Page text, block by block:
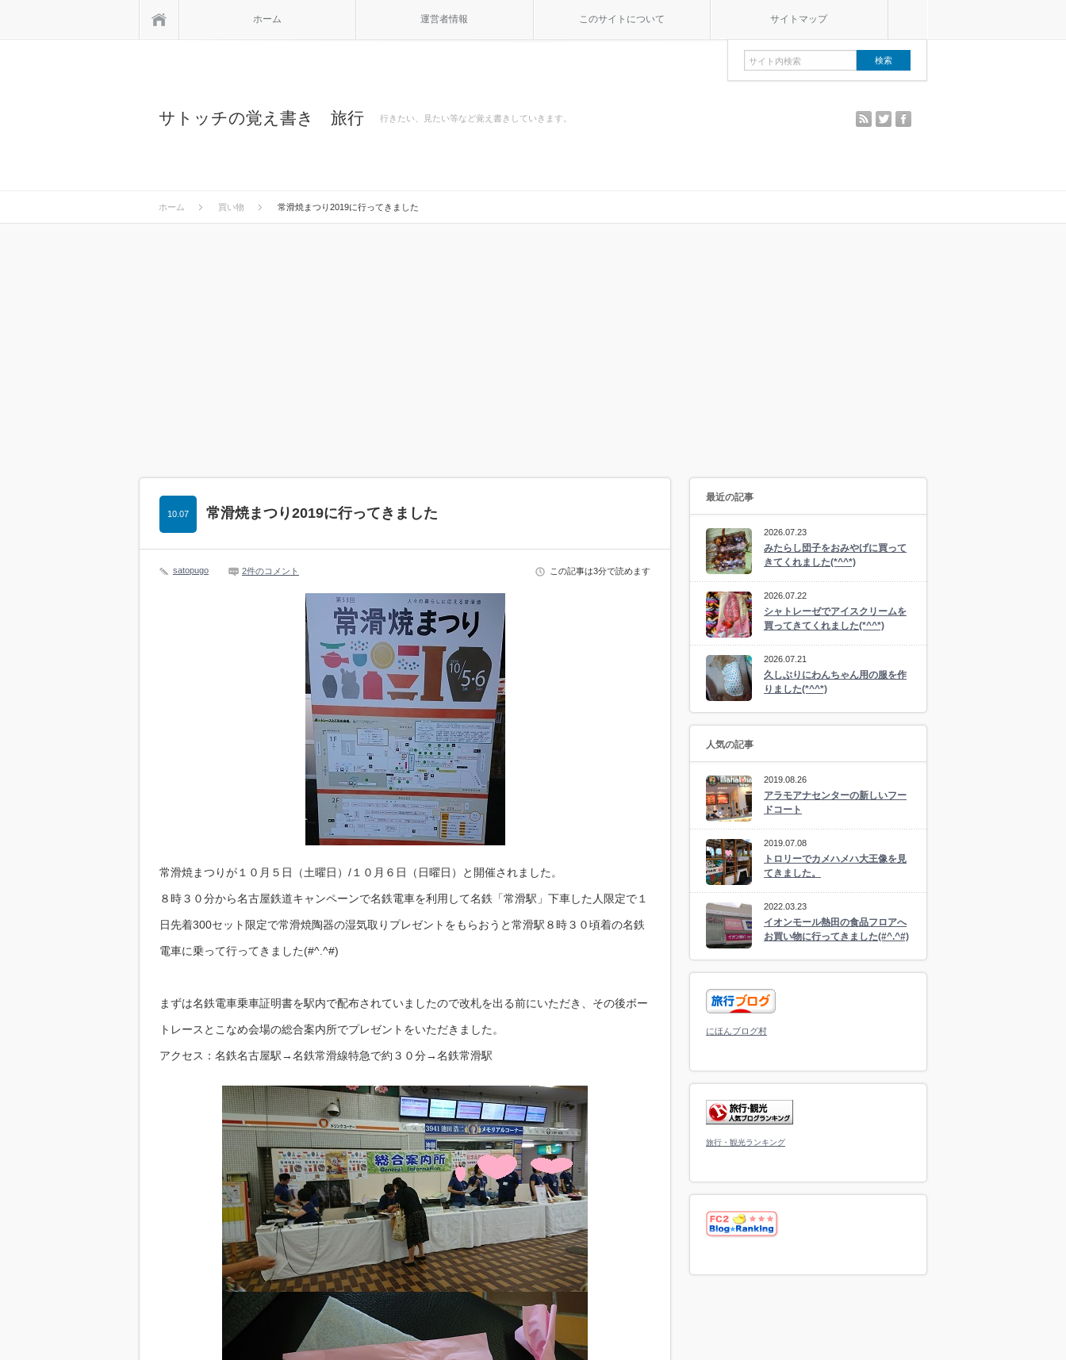
ホーム 運営者情報 このサイトについて サイトマップ
サトッチの覚え書き 旅行 行きたい、見たい等など覚え書きしていきます。 rss twitter
ホーム 買い物 常滑焼まつり2019に行ってきました
常滑焼まつり2019に行ってきました
10.07
satopugo 2件のコメント この記事は3分で読めます
常滑焼まつりが１０月５日（土曜日）/１０月６日（日曜日）と開催されました。
８時３０分から名古屋鉄道キャンペーンで名鉄電車を利用して名鉄「常滑駅」下車した人限定で１
日先着300セット限定で常滑焼陶器の湿気取りプレゼントをもらおうと常滑駅８時３０頃着の名鉄
電車に乗って行ってきました(#^.^#)
まずは名鉄電車乗車証明書を駅内で配布されていましたので改札を出る前にいただき、その後ボー
トレースとこなめ会場の総合案内所でプレゼントをいただきました。
アクセス：名鉄名古屋駅→名鉄常滑線特急で約３０分→名鉄常滑駅
最近の記事
2026.07.23
みたらし団子をおみやげに買って
きてくれました(*^^*)
2026.07.22
シャトレーゼでアイスクリームを
買ってきてくれました(*^^*)
2026.07.21
久しぶりにわんちゃん用の服を作
りました(*^^*)
人気の記事
2019.08.26
アラモアナセンターの新しいフー
ドコート
2019.07.08
トロリーでカメハメハ大王像を見
てきました。
2022.03.23
イオンモール熱田の食品フロアへ
お買い物に行ってきました(#^.^#)
にほんブログ村
旅行・観光ランキング